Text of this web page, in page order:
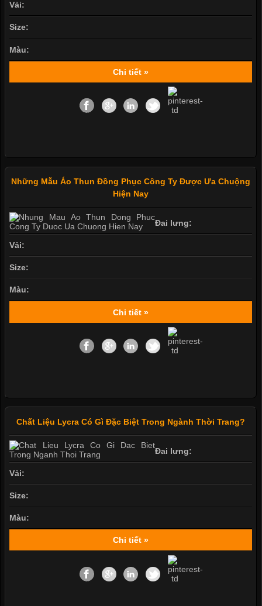
Vải:
Size:
Màu:
Chi tiết »
Những Mẫu Áo Thun Đồng Phục Công Ty Được Ưa Chuộng
Hiện Nay
Đai lưng:
Vải:
Size:
Màu:
Chi tiết »
Chất Liệu Lycra Có Gì Đặc Biệt Trong Ngành Thời Trang?
Đai lưng:
Vải:
Size:
Màu:
Chi tiết »